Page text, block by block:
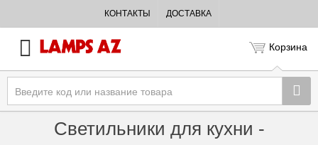
КОНТАКТЫ ДОСТАВКА
Корзина
Светильники для кухни -